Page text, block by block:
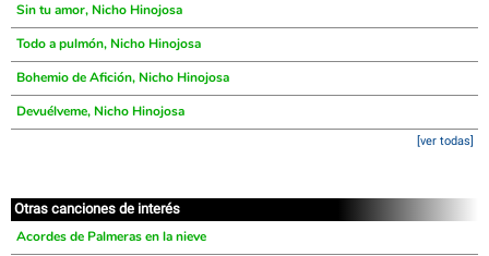
Sin tu amor, Nicho Hinojosa
Todo a pulmón, Nicho Hinojosa
Bohemio de Afición, Nicho Hinojosa
Devuélveme, Nicho Hinojosa
[ver todas]
Otras canciones de interés
Acordes de Palmeras en la nieve